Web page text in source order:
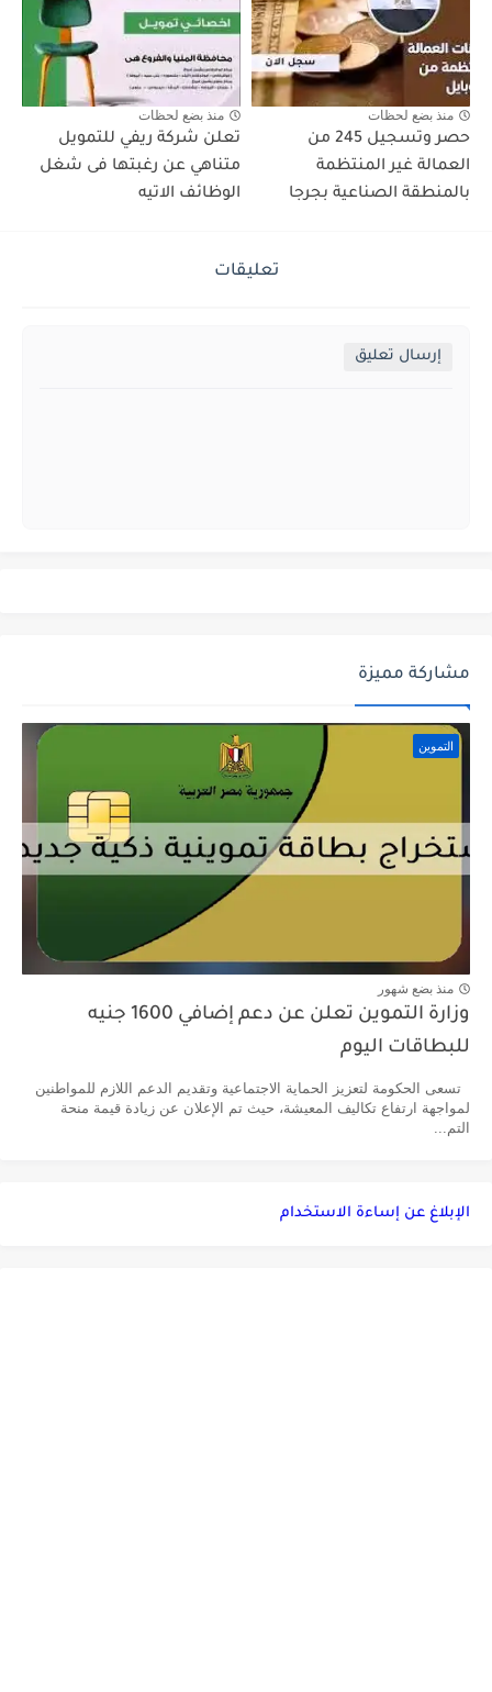
منذ بضع لحظات
حصر وتسجيل 245 من
العمالة غير المنتظمة
بالمنطقة الصناعية بجرجا
منذ بضع لحظات
تعلن شركة ريفي للتمويل
متناهي عن رغبتها فى شغل
الوظائف الاتيه
تعليقات
إرسال تعليق
مشاركة مميزة
التموين
منذ بضع شهور
وزارة التموين تعلن عن دعم إضافي 1600 جنيه
للبطاقات اليوم
تسعى الحكومة لتعزيز الحماية الاجتماعية وتقديم الدعم اللازم للمواطنين
لمواجهة ارتفاع تكاليف المعيشة، حيث تم الإعلان عن زيادة قيمة منحة
التم...
الإبلاغ عن إساءة الاستخدام